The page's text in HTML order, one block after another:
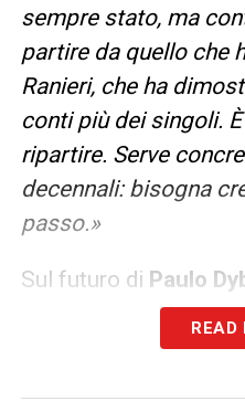
sempre stato, ma
partire da quello che
Ranieri, che ha
conti più dei singoli.
ripartire. Serve
decennali: bisogna
passo.»
Sul futuro di Paulo
«Spero stia
fondamentale. Ma
READ